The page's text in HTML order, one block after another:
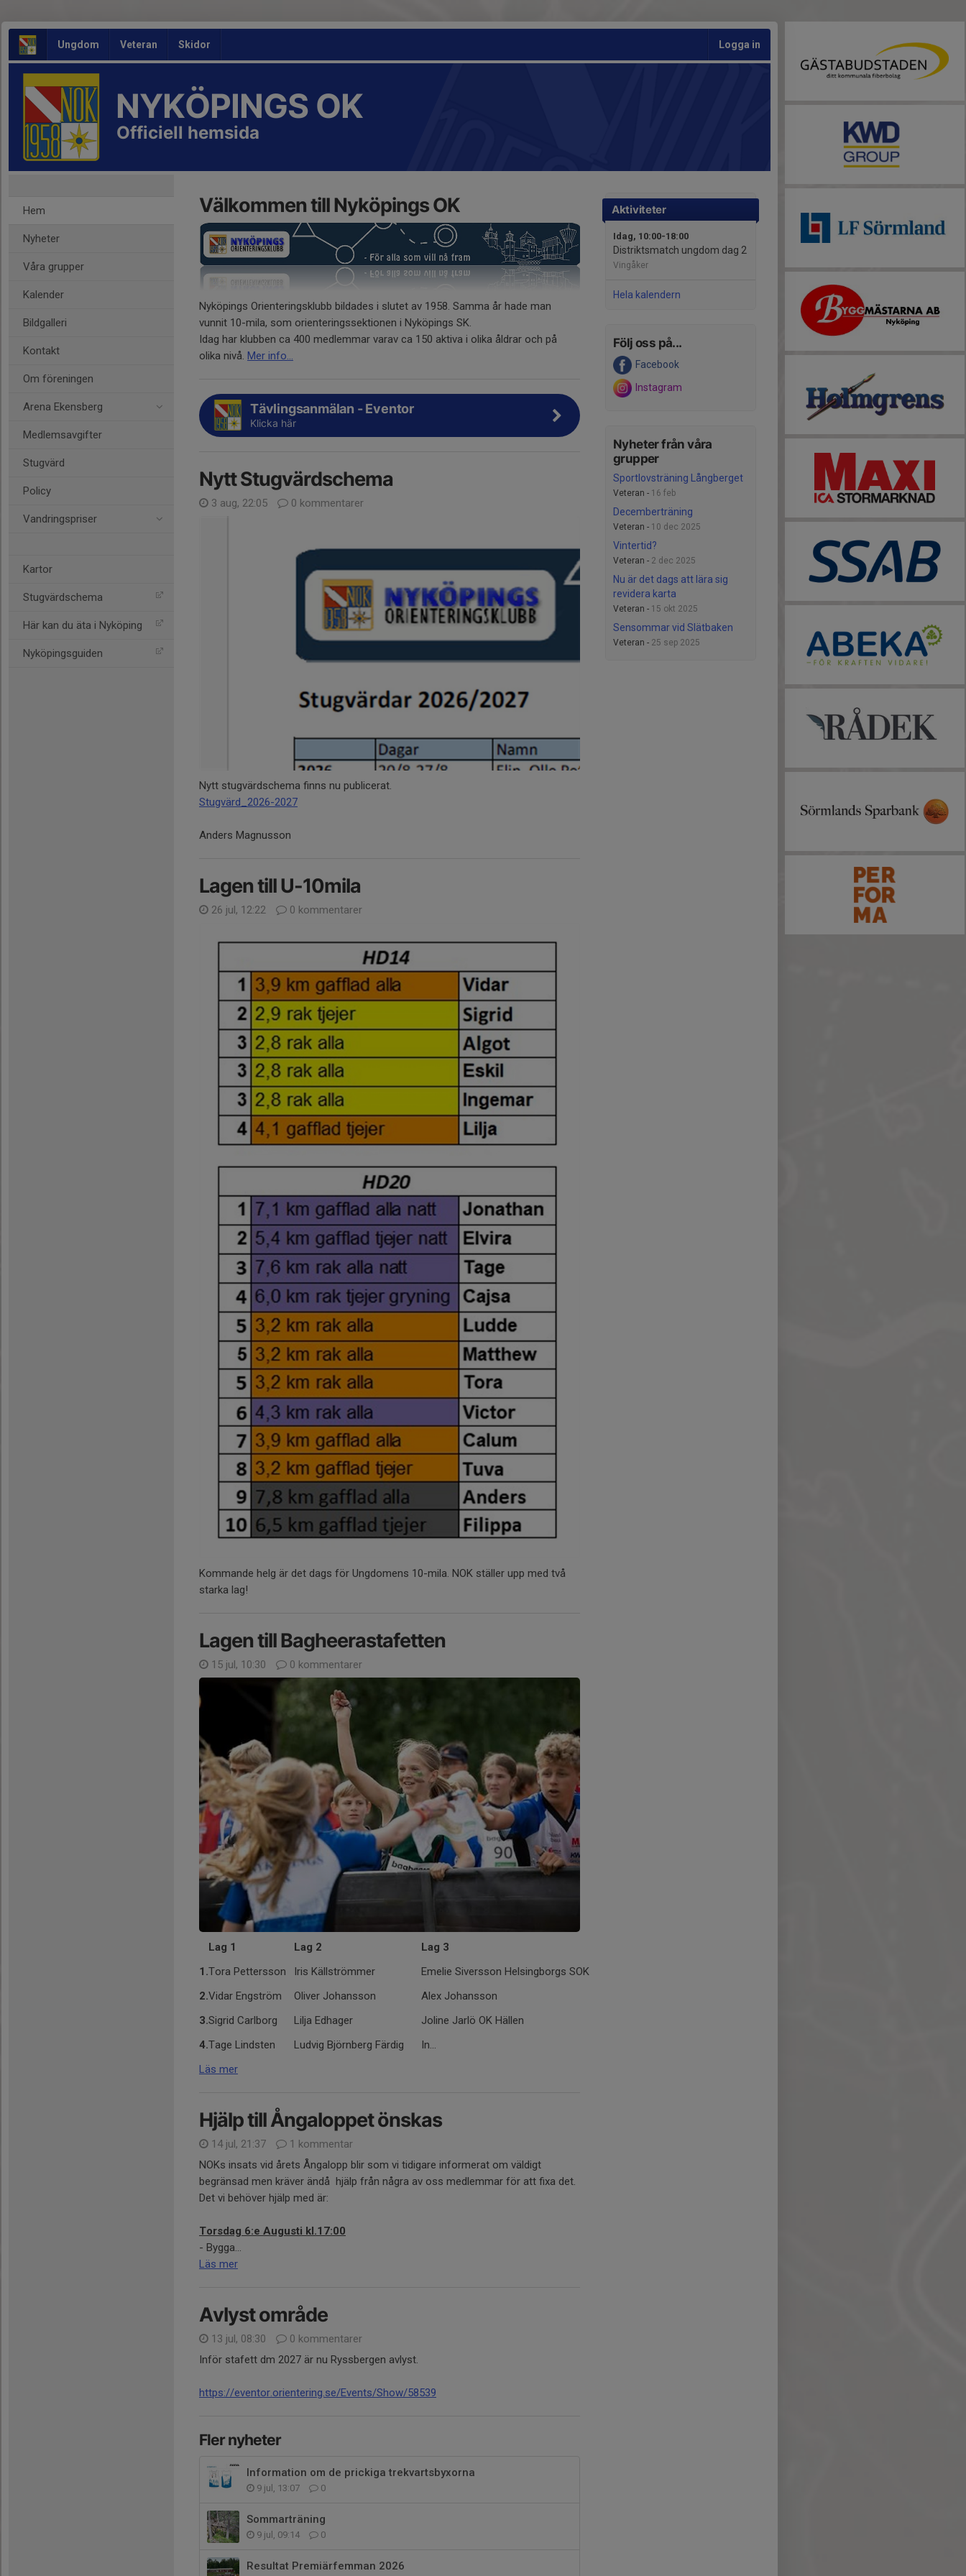
Ungdom Veteran Skidor Logga in
NYKÖPINGS OK
Officiell hemsida
Hem
Nyheter
Våra grupper
Kalender
Bildgalleri
Kontakt
Om föreningen
Arena Ekensberg
Medlemsavgifter
Stugvärd
Policy
Vandringspriser
Kartor
Stugvärdschema
Här kan du äta i Nyköping
Nyköpingsguiden
Aktiviteter
Idag, 10:00-18:00
Distriktsmatch ungdom dag 2
Vingåker
Hela kalendern
Följ oss på...
Facebook
Instagram
Nyheter från våra
grupper
Sportlovsträning Långberget
Veteran - 16 feb
Decemberträning
Veteran - 10 dec 2025
Vintertid?
Veteran - 2 dec 2025
Nu är det dags att lära sig
revidera karta
Veteran - 15 okt 2025
Sensommar vid Slätbaken
Veteran - 25 sep 2025
Välkommen till Nyköpings OK
Nyköpings Orienteringsklubb bildades i slutet av 1958. Samma år hade man
vunnit 10-mila, som orienteringssektionen i Nyköpings SK.
Idag har klubben ca 400 medlemmar varav ca 150 aktiva i olika åldrar och på
olika nivå. Mer info...
Tävlingsanmälan - Eventor
Klicka här
Nytt Stugvärdschema
3 aug, 22:05 0 kommentarer
Nytt stugvärdschema finns nu publicerat.
Stugvärd_2026-2027
Anders Magnusson
Lagen till U-10mila
26 jul, 12:22 0 kommentarer
Kommande helg är det dags för Ungdomens 10-mila. NOK ställer upp med två
starka lag!
Lagen till Bagheerastafetten
15 jul, 10:30 0 kommentarer
Lag 1 Lag 2
Lag 3
1.Tora Pettersson Iris Källströmmer
Emelie Siversson Helsingborgs SOK
2.Vidar Engström Oliver Johansson
Alex Johansson
3.Sigrid Carlborg Lilja Edhager
Joline Jarlö OK Hällen
4.Tage Lindsten Ludvig Björnberg Färdig
In...
Läs mer
Hjälp till Ångaloppet önskas
14 jul, 21:37
1 kommentar
NOKs insats vid årets Ångalopp blir som vi tidigare informerat om väldigt
begränsad men kräver ändå hjälp från några av oss medlemmar för att fixa det.
Det vi behöver hjälp med är:
Torsdag 6:e Augusti kl.17:00
- Bygga...
Läs mer
Avlyst område
13 jul, 08:30
0 kommentarer
Inför stafett dm 2027 är nu Ryssbergen avlyst.
https://eventor.orientering.se/Events/Show/58539
Fler nyheter
Information om de prickiga trekvartsbyxorna
9 jul, 13:07 0
Sommarträning
9 jul, 09:14 0
Resultat Premiärfemman 2026